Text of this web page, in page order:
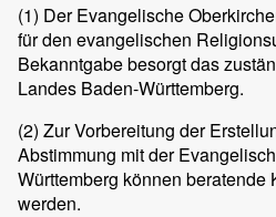
(1) Der Evangelische
für den evangelischen
Bekanntgabe besorgt das
Landes Baden-Württemberg.
(2) Zur Vorbereitung der
Abstimmung mit der
Württemberg können
werden.